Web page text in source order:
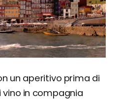
un aperitivo prima di
in compagnia